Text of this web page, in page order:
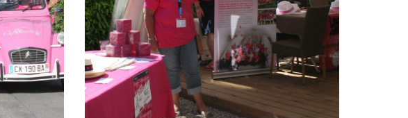
Annecy 3
##07 Annecy